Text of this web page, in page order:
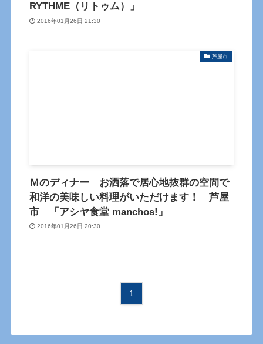
RYTHME（リトゥム）」
2016年01月26日 21:30
芦屋市
Ｍのディナー お洒落で居心地抜群の空間で
和洋の美味しい料理がいただけます！ 芦屋
市 「アシヤ食堂 manchos!」
2016年01月26日 20:30
1